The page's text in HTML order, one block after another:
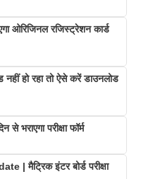
ओरिजिनल रजिस्ट्रेशन कार्ड
हो रहा तो ऐसे करें डाउनलोड
से भराएगा परीक्षा फॉर्म
मैट्रिक इंटर बोर्ड परीक्षा